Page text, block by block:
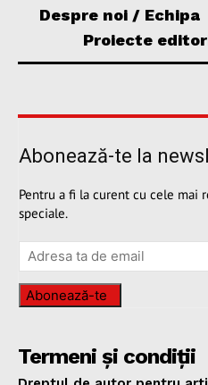
Despre noi / Echipa
Proiecte
Abonează-te la
Pentru a fi la curent cu cele mai
speciale.
Abonează-te
Termeni și condiții